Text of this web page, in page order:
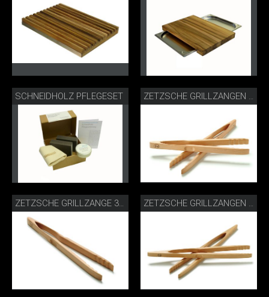
SCHNEIDHOLZ PFLEGESET ZETZSCHE GRILLZANGEN 30 CM BUCHE